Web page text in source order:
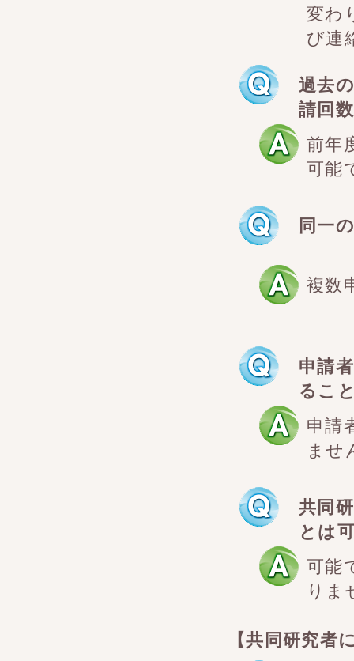
変わ
び連
過去
請回
前年
可能
同一
複数
申請
るこ
申請
ませ
共同
とは
可能
りま
【共同研究者